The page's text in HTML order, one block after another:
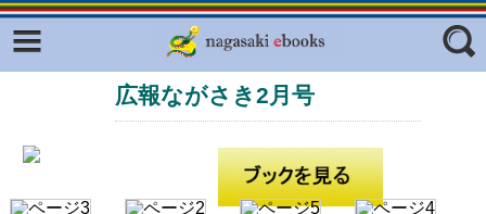
フリーワード
ジャンル
広報ながさき2月号
Facebook
ふくいろキラリプロジェクト
ラリー（TOKYO Brochures）